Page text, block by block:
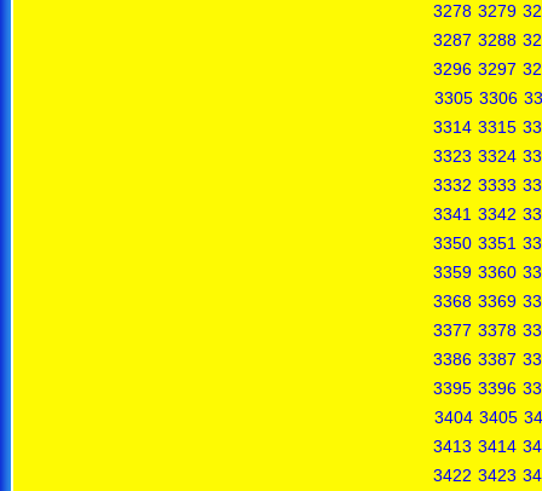
3278 3279
3287 3288
3296 3297
3305 3306
3314 3315
3323 3324
3332 3333
3341 3342
3350 3351
3359 3360
3368 3369
3377 3378
3386 3387
3395 3396
3404 3405
3413 3414
3422 3423